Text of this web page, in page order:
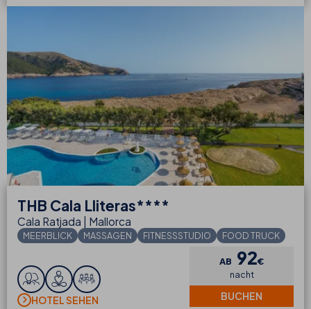
THB Cala Lliteras****
Cala Ratjada | Mallorca
MEERBLICK MASSAGEN FITNESSSTUDIO FOOD TRUCK
HOTEL SEHEN
AB 92€
nacht
BUCHEN